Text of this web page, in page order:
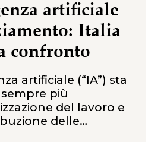
artificiale
Italia
confronto
artificiale (“IA”) sta
più
del lavoro e
delle
tema non riguarda